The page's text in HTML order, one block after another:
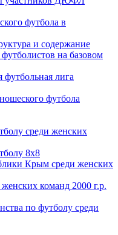
футбола в
и содержание
на базовом
лига
футбола
среди женских
8х8
Крым среди женских
команд 2000 г.р.
по футболу среди